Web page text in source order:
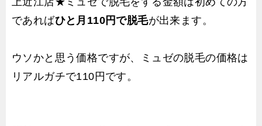
であればひと月110円で脱毛が出来ます。
ウソかと思う価格ですが、ミュゼの脱毛の価格は
リアルガチで110円です。